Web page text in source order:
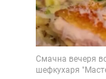
Смачна вечеря
шефкухаря